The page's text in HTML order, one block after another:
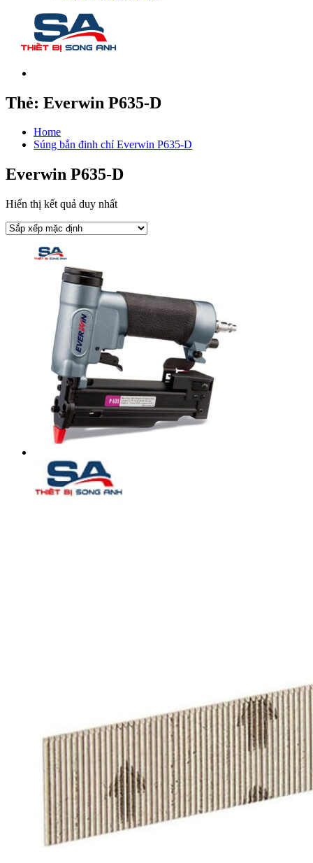
Thẻ: Everwin P635-D
Home
Súng bắn đinh chỉ Everwin P635-D
Everwin P635-D
Hiển thị kết quả duy nhất